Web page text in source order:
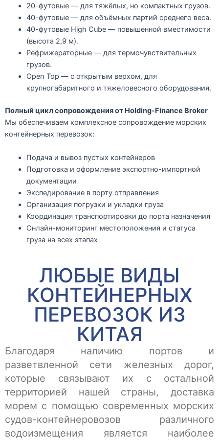
20-футовые — для тяжёлых, но компактных грузов.
40-футовые — для объёмных партий среднего веса.
40-футовые High Cube — повышенной вместимости
(высота 2,9 м).
Рефрижераторные — для термочувствительных
грузов.
Open Top — с открытым верхом, для
крупногабаритного и тяжеловесного оборудования.
Полный цикл сопровождения от Holding-Finance Broker
Мы обеспечиваем комплексное сопровождение морских
контейнерных перевозок:
Подача и вывоз пустых контейнеров
Подготовка и оформление экспортно-импортной
документации
Экспедирование в порту отправления
Организация погрузки и укладки груза
Координация транспортировки до порта назначения
Онлайн-мониторинг местоположения и статуса
груза на всех этапах
ЛЮБЫЕ ВИДЫ
КОНТЕЙНЕРНЫХ
ПЕРЕВОЗОК ИЗ
КИТАЯ
Благодаря наличию портов и
разветвленной сети железных дорог,
которые связывают их с остальной
территорией нашей страны, доставка
морем с помощью современных морских
судов-контейнеровозов различного
водоизмещения является наиболее